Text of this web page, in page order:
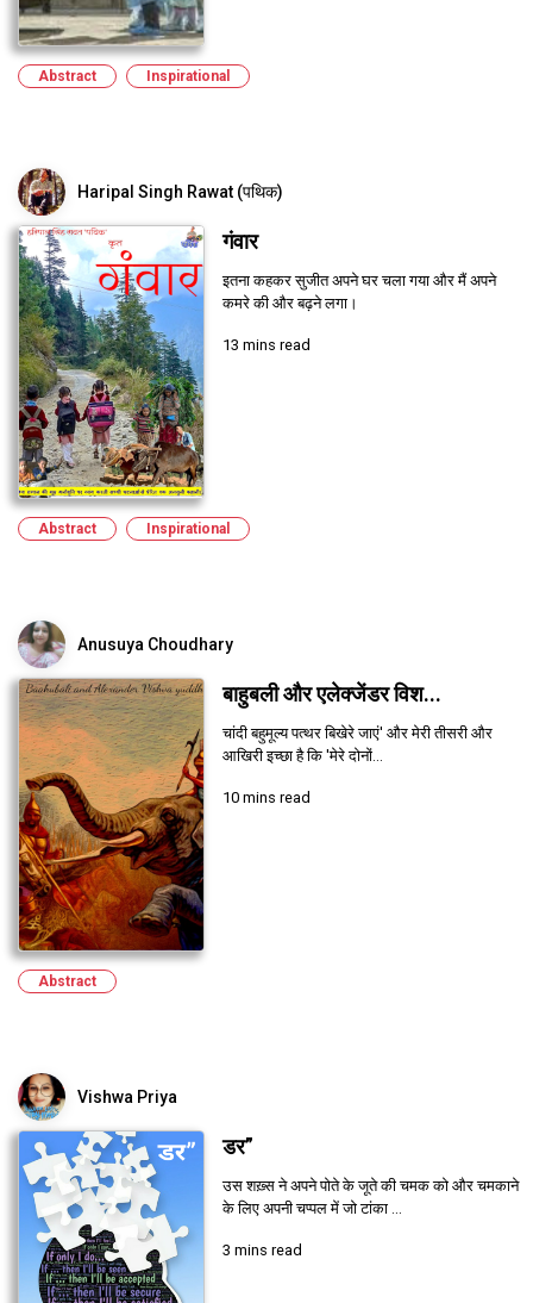
Abstract Inspirational
Haripal Singh Rawat (पथिक)
गंवार
इतना कहकर सुजीत अपने घर चला गया और मैं अपने
कमरे की और बढ़ने लगा।
13 mins read
Abstract Inspirational
Anusuya Choudhary
बाहुबली और एलेक्जेंडर विश...
चांदी बहुमूल्य पत्थर बिखेरे जाएं' और मेरी तीसरी और
आखिरी इच्छा है कि 'मेरे दोनों...
10 mins read
Abstract
Vishwa Priya
डर”
उस शख़्स ने अपने पोते के जूते की चमक को और चमकाने
के लिए अपनी चप्पल में जो टांका ...
3 mins read